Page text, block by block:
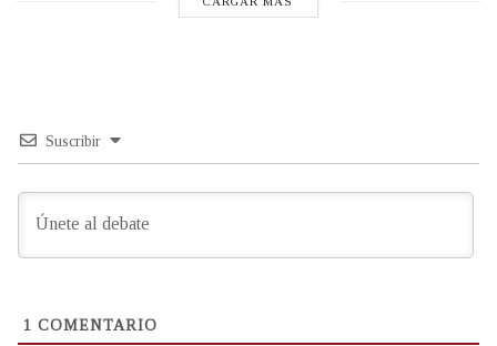
Suscribir
1 COMENTARIO